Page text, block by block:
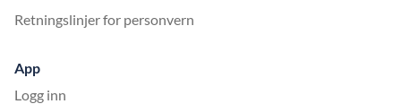
Retningslinjer for personvern
App
Logg inn